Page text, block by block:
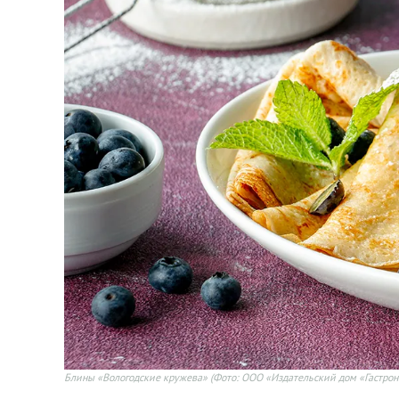
Блины «Вологодские кружева» (Фото: ООО «Издательский дом